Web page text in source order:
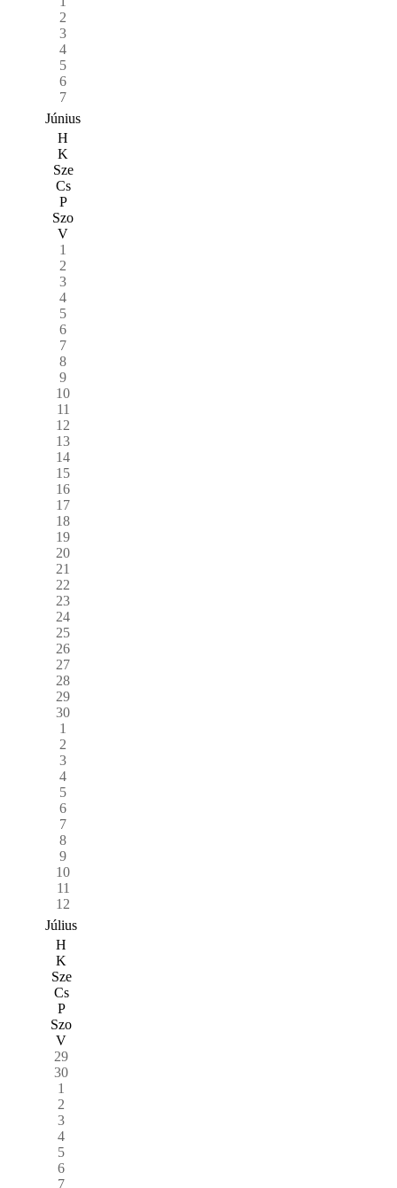
2
3
4
5
6
7
Június
H
K
Sze
Cs
P
Szo
V
1
2
3
4
5
6
7
8
9
10
11
12
13
14
15
16
17
18
19
20
21
22
23
24
25
26
27
28
29
30
1
2
3
4
5
6
7
8
9
10
11
12
Július
H
K
Sze
Cs
P
Szo
V
29
30
1
2
3
4
5
6
7